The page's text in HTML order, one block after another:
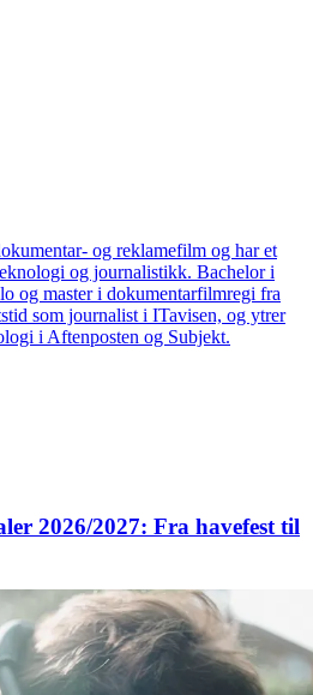
og reklamefilm og har et
og journalistikk. Bachelor i
og master i dokumentarfilmregi fra
som journalist i ITavisen, og ytrer
i Aftenposten og Subjekt.
2026/2027: Fra havefest til